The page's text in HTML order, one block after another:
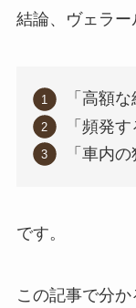
結論、ヴェラ
「高額な
「頻発
「車内
です。
この記事で分か